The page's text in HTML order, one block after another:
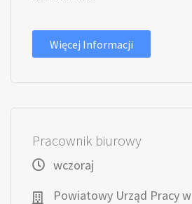
Więcej Informacji
Pracownik biurowy
wczoraj
Powiatowy Urząd Pracy